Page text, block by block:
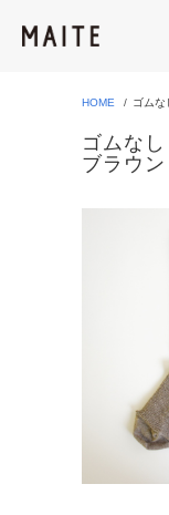
HOME ゴムな
ゴムな
ブラウン